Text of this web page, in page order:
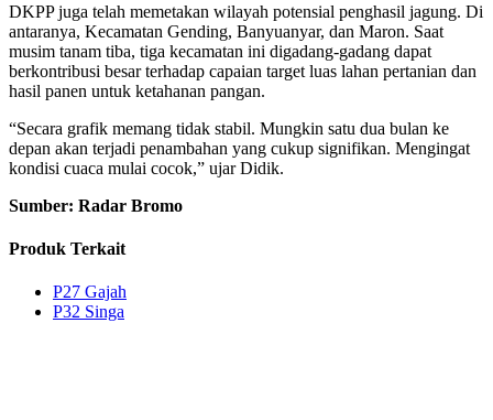
DKPP juga telah memetakan wilayah potensial penghasil jagung. Di
antaranya, Kecamatan Gending, Banyuanyar, dan Maron. Saat
musim tanam tiba, tiga kecamatan ini digadang-gadang dapat
berkontribusi besar terhadap capaian target luas lahan pertanian dan
hasil panen untuk ketahanan pangan.
“Secara grafik memang tidak stabil. Mungkin satu dua bulan ke
depan akan terjadi penambahan yang cukup signifikan. Mengingat
kondisi cuaca mulai cocok,” ujar Didik.
Sumber: Radar Bromo
Produk Terkait
P27 Gajah
P32 Singa